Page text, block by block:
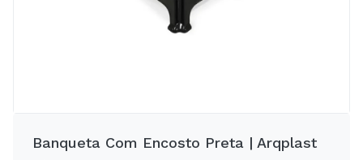
Banqueta Com Encosto Preta | Arqplast